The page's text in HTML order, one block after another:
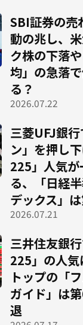
SBI証券の売
動の兆し、
ク株の下落
均」の急落
る？
2026.07.22
三菱UFJ銀
ン」を押し
225」人気が
る、「日経
デックス」
2026.07.21
三井住友銀
225」の人気
トップの「
ガイド」は
退